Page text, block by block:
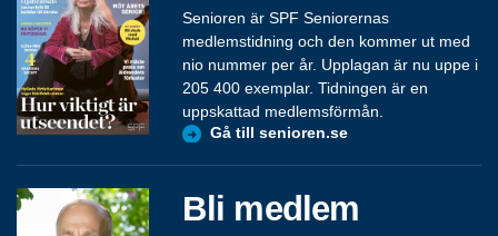
Senioren är SPF Seniorernas
medlemstidning och den kommer ut med
nio nummer per år. Upplagan är nu uppe i
205 400 exemplar. Tidningen är en
uppskattad medlemsförmån.
Gå till senioren.se
Bli medlem